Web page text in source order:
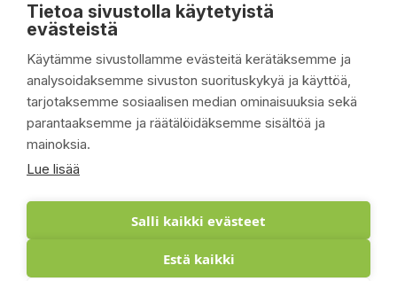
Tietoa sivustolla käytetyistä
evästeistä
Käytämme sivustollamme evästeitä kerätäksemme ja
analysoidaksemme sivuston suorituskykyä ja käyttöä,
tarjotaksemme sosiaalisen median ominaisuuksia sekä
parantaaksemme ja räätälöidäksemme sisältöä ja
mainoksia.
Lue lisää
Salli kaikki evästeet
Estä kaikki